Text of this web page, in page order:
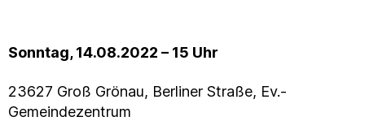
Sonntag, 14.08.2022 – 15 Uhr
23627 Groß Grönau, Berliner Straße, Ev.-
Gemeindezentrum